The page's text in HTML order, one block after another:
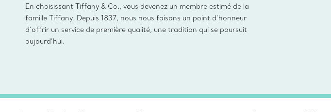
En choisissant Tiffany & Co., vous devenez un membre estimé de la
famille Tiffany. Depuis 1837, nous nous faisons un point d’honneur
d’offrir un service de première qualité, une tradition qui se poursuit
aujourd’hui.